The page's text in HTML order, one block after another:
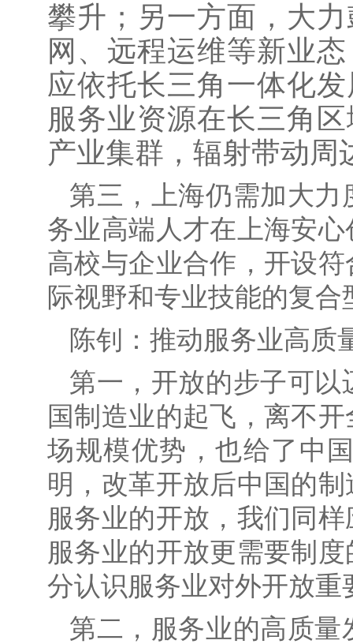
攀升；另一方面，大
网、远程运维等新业
应依托长三角一体化
服务业资源在长三角
产业集群，辐射带动周
第三，上海仍需加大
务业高端人才在上海安
高校与企业合作，开设
际视野和专业技能的复
陈钊：推动服务业高质
第一，开放的步子可
国制造业的起飞，离不
场规模优势，也给了中
明，改革开放后中国的
服务业的开放，我们同
服务业的开放更需要制
分认识服务业对外开放
第二，服务业的高质